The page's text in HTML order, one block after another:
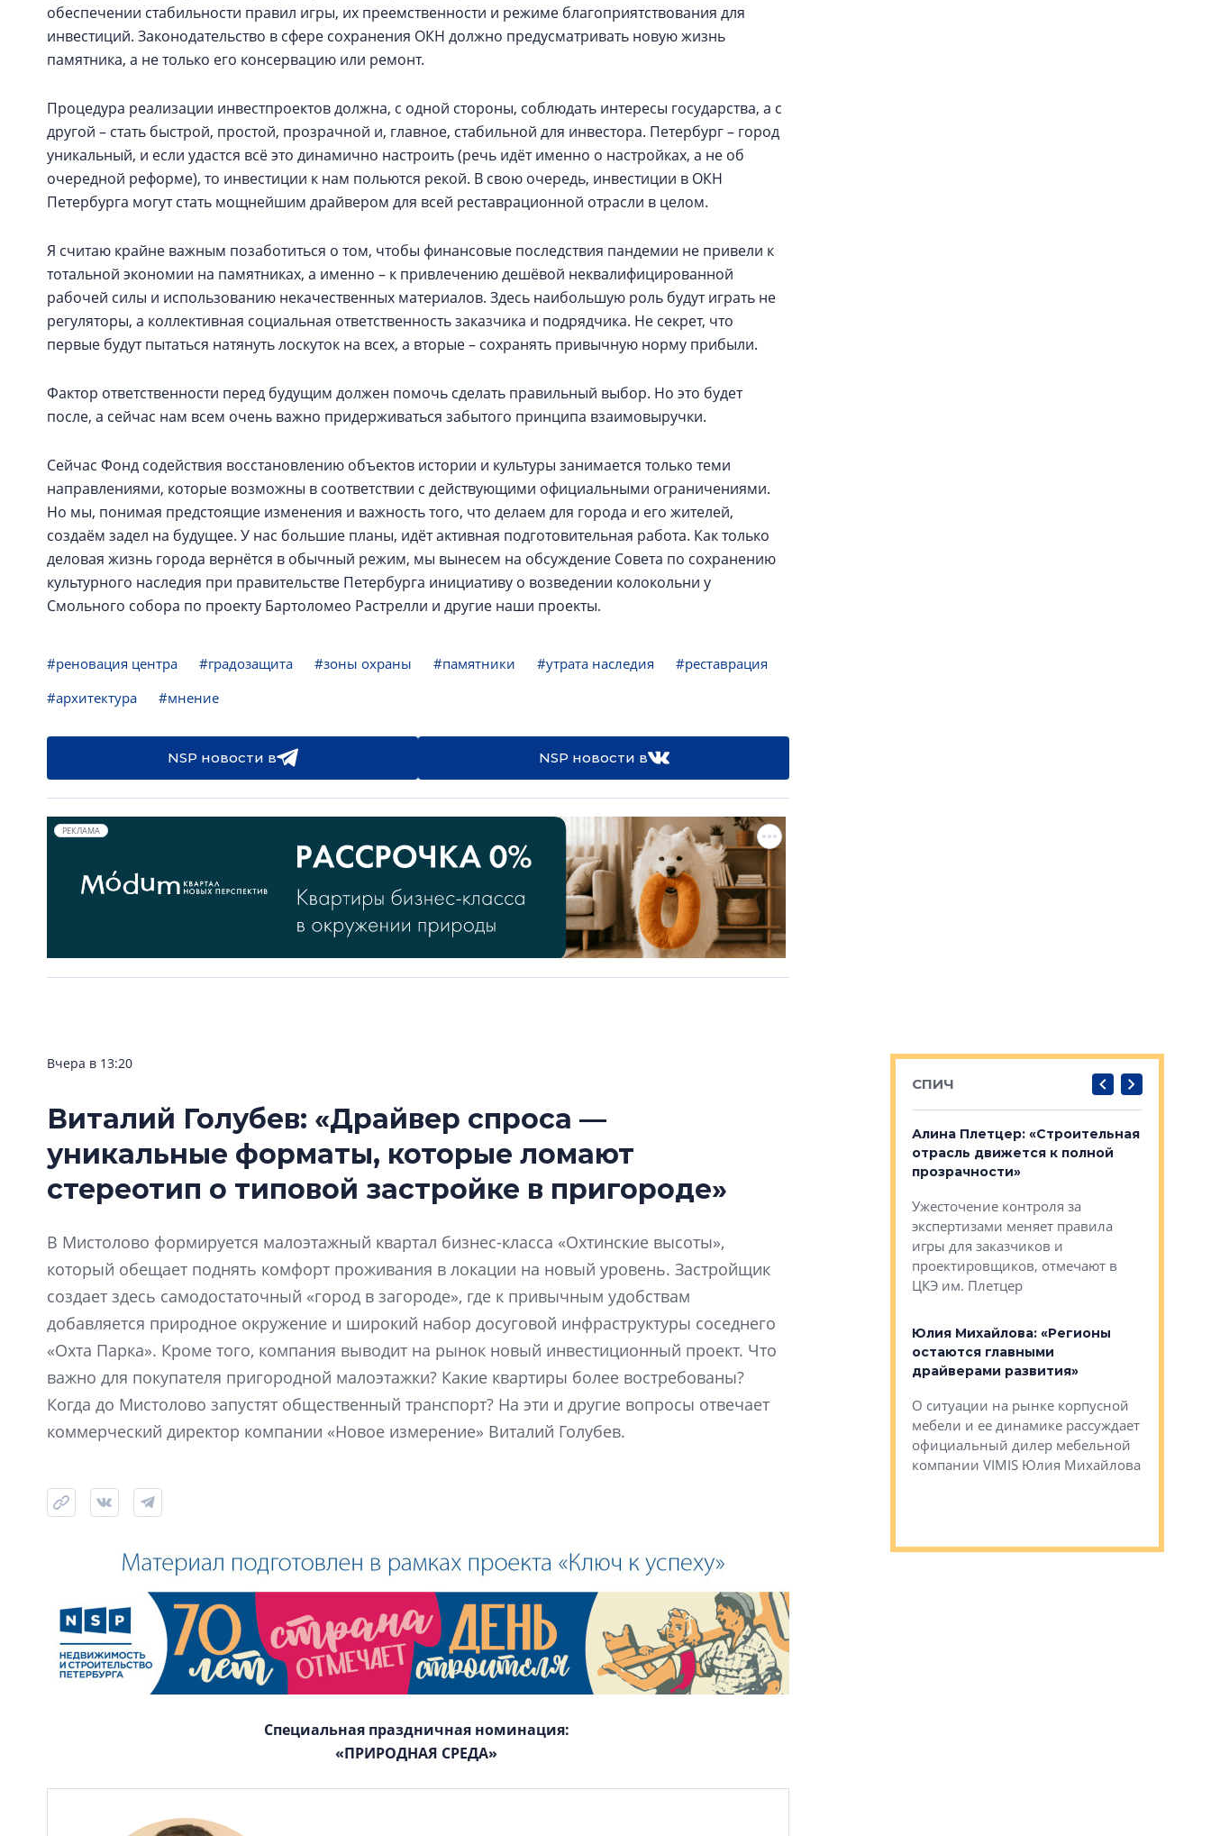
обеспечении стабильности правил игры, их преемственности и режиме благоприятствования для
инвестиций. Законодательство в сфере сохранения ОКН должно предусматривать новую жизнь
памятника, а не только его консервацию или ремонт.
Процедура реализации инвестпроектов должна, с одной стороны, соблюдать интересы государства, а с
другой – стать быстрой, простой, прозрачной и, главное, стабильной для инвестора. Петербург – город
уникальный, и если удастся всё это динамично настроить (речь идёт именно о настройках, а не об
очередной реформе), то инвестиции к нам польются рекой. В свою очередь, инвестиции в ОКН
Петербурга могут стать мощнейшим драйвером для всей реставрационной отрасли в целом.
Я считаю крайне важным позаботиться о том, чтобы финансовые последствия пандемии не привели к
тотальной экономии на памятниках, а именно – к привлечению дешёвой неквалифицированной
рабочей силы и использованию некачественных материалов. Здесь наибольшую роль будут играть не
регуляторы, а коллективная социальная ответственность заказчика и подрядчика. Не секрет, что
первые будут пытаться натянуть лоскуток на всех, а вторые – сохранять привычную норму прибыли.
Фактор ответственности перед будущим должен помочь сделать правильный выбор. Но это будет
после, а сейчас нам всем очень важно придерживаться забытого принципа взаимовыручки.
Сейчас Фонд содействия восстановлению объектов истории и культуры занимается только теми
направлениями, которые возможны в соответствии с действующими официальными ограничениями.
Но мы, понимая предстоящие изменения и важность того, что делаем для города и его жителей,
создаём задел на будущее. У нас большие планы, идёт активная подготовительная работа. Как только
деловая жизнь города вернётся в обычный режим, мы вынесем на обсуждение Cовета по сохранению
культурного наследия при правительстве Петербурга инициативу о возведении колокольни у
Смольного собора по проекту Бартоломео Растрелли и другие наши проекты.
#реновация центра #градозащита #зоны охраны #памятники #утрата наследия
#реставрация
#архитектура
#мнение
NSP новости в NSP новости в
РЕКЛАМА
Вчера в 13:20
Виталий Голубев: «Драйвер спроса —
уникальные форматы, которые ломают
стереотип о типовой застройке в пригороде»
В Мистолово формируется малоэтажный квартал бизнес-класса «Охтинские высоты»,
который обещает поднять комфорт проживания в локации на новый уровень. Застройщик
создает здесь самодостаточный «город в загороде», где к привычным удобствам
добавляется природное окружение и широкий набор досуговой инфраструктуры соседнего
«Охта Парка». Кроме того, компания выводит на рынок новый инвестиционный проект. Что
важно для покупателя пригородной малоэтажки? Какие квартиры более востребованы?
Когда до Мистолово запустят общественный транспорт? На эти и другие вопросы отвечает
коммерческий директор компании «Новое измерение» Виталий Голубев.
Специальная праздничная номинация:
«ПРИРОДНАЯ СРЕДА»
СПИЧ
Девелопер «Вертикаль»: поводом
электромобиль
Карина Шальнова: «Будущее за
рынок апарт-отелей»
Конкуренцию выиграют те
апарты, которые еще больше
приблизятся к гостиничному
Алина Плетцер: «Строительная
отрасль движется к полной
прозрачности»
Ужесточение контроля за
экспертизами меняет правила
игры для заказчиков и
проектировщиков, отмечают в
ЦКЭ им. Плетцер
Юлия Михайлова: «Регионы
остаются главными
драйверами развития»
О ситуации на рынке корпусной
мебели и ее динамике рассуждает
официальный дилер мебельной
компании VIMIS Юлия Михайлова